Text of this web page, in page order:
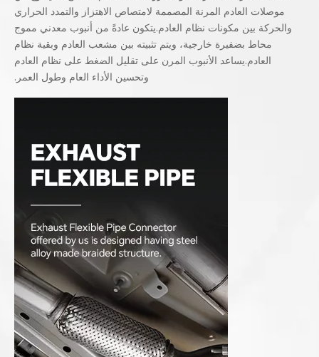
موصلات العادم المرنة المصممة لامتصاص الاهتزاز والتمدد الحراري
والحركة بين مكونات نظام العادم.يتكون عادةً من أنبوب معدني مموج
محاط بضفيرة خارجية، ويتم تثبيته بين مشعب العادم وبقية نظام
العادم.يساعد الأنبوب المرن على تقليل الضغط على نظام العادم
وتحسين الأداء العام وطول العمر.